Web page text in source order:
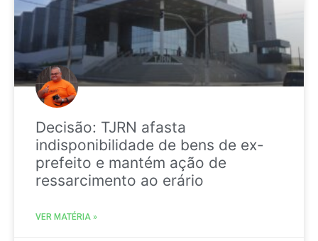
Decisão: TJRN afasta
indisponibilidade de bens de ex-
prefeito e mantém ação de
ressarcimento ao erário
VER MATÉRIA »